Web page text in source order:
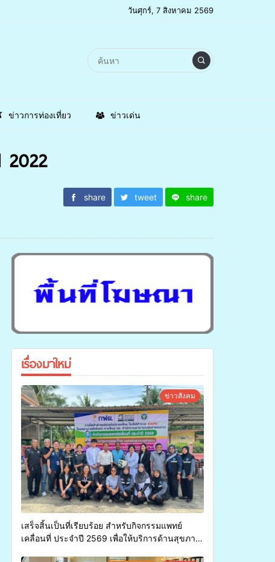
วันศุกร์, 7 สิงหาคม 2569
ข่าวการท่องเที่ยว ข่าวเด่น
2022
share tweet share
เรื่องมาใหม่
ข่าวสังคม
เสร็จสิ้นเป็นที่เรียบร้อย สำหรับกิจกรรมแพทย์
เคลื่อนที่ ประจำปี 2569 เพื่อให้บริการด้านสุขภาพ